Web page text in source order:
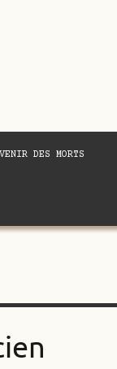
DES MORTS